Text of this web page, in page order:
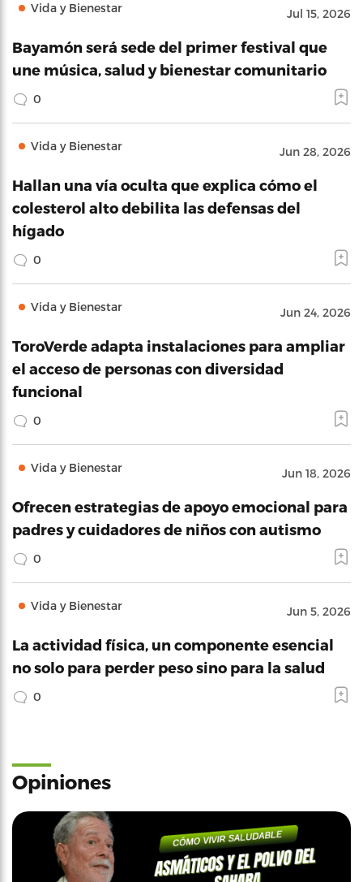
Vida y Bienestar Jul 15, 2026
Bayamón será sede del primer festival que
une música, salud y bienestar comunitario
0
Vida y Bienestar Jun 28, 2026
Hallan una vía oculta que explica cómo el
colesterol alto debilita las defensas del
hígado
0
Vida y Bienestar Jun 24, 2026
ToroVerde adapta instalaciones para ampliar
el acceso de personas con diversidad
funcional
0
Vida y Bienestar Jun 18, 2026
Ofrecen estrategias de apoyo emocional para
padres y cuidadores de niños con autismo
0
Vida y Bienestar Jun 5, 2026
La actividad física, un componente esencial
no solo para perder peso sino para la salud
0
Opiniones